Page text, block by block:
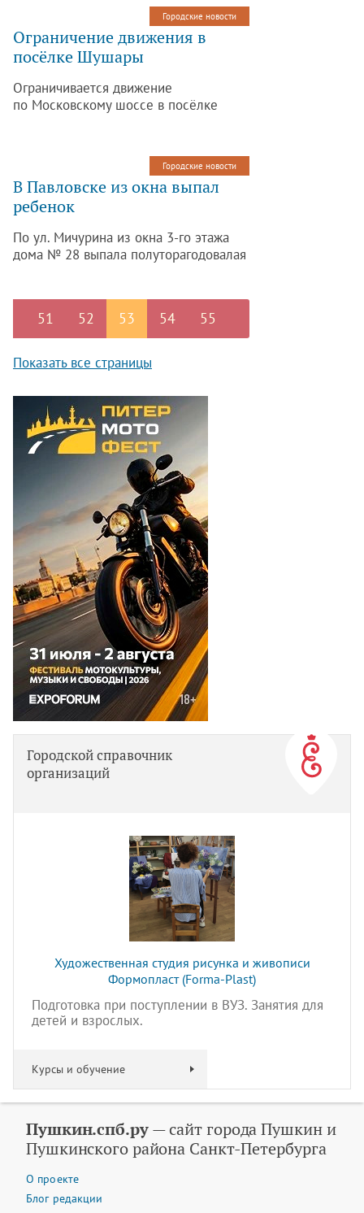
Городские новости
Ограничение движения в
посёлке Шушары
Ограничивается движение
по Московскому шоссе в посёлке
Городские новости
В Павловске из окна выпал
ребенок
По ул. Мичурина из окна 3-го этажа
дома № 28 выпала полуторагодовалая
51 52 53 54 55
Показать все страницы
Городской справочник
организаций
Художественная студия рисунка и живописи
Формопласт (Forma-Plast)
Подготовка при поступлении в ВУЗ. Занятия для
детей и взрослых.
Курсы и обучение
Пушкин.спб.ру— сайт города Пушкин и
Пушкинского района Санкт-Петербурга
О проекте
Блог редакции